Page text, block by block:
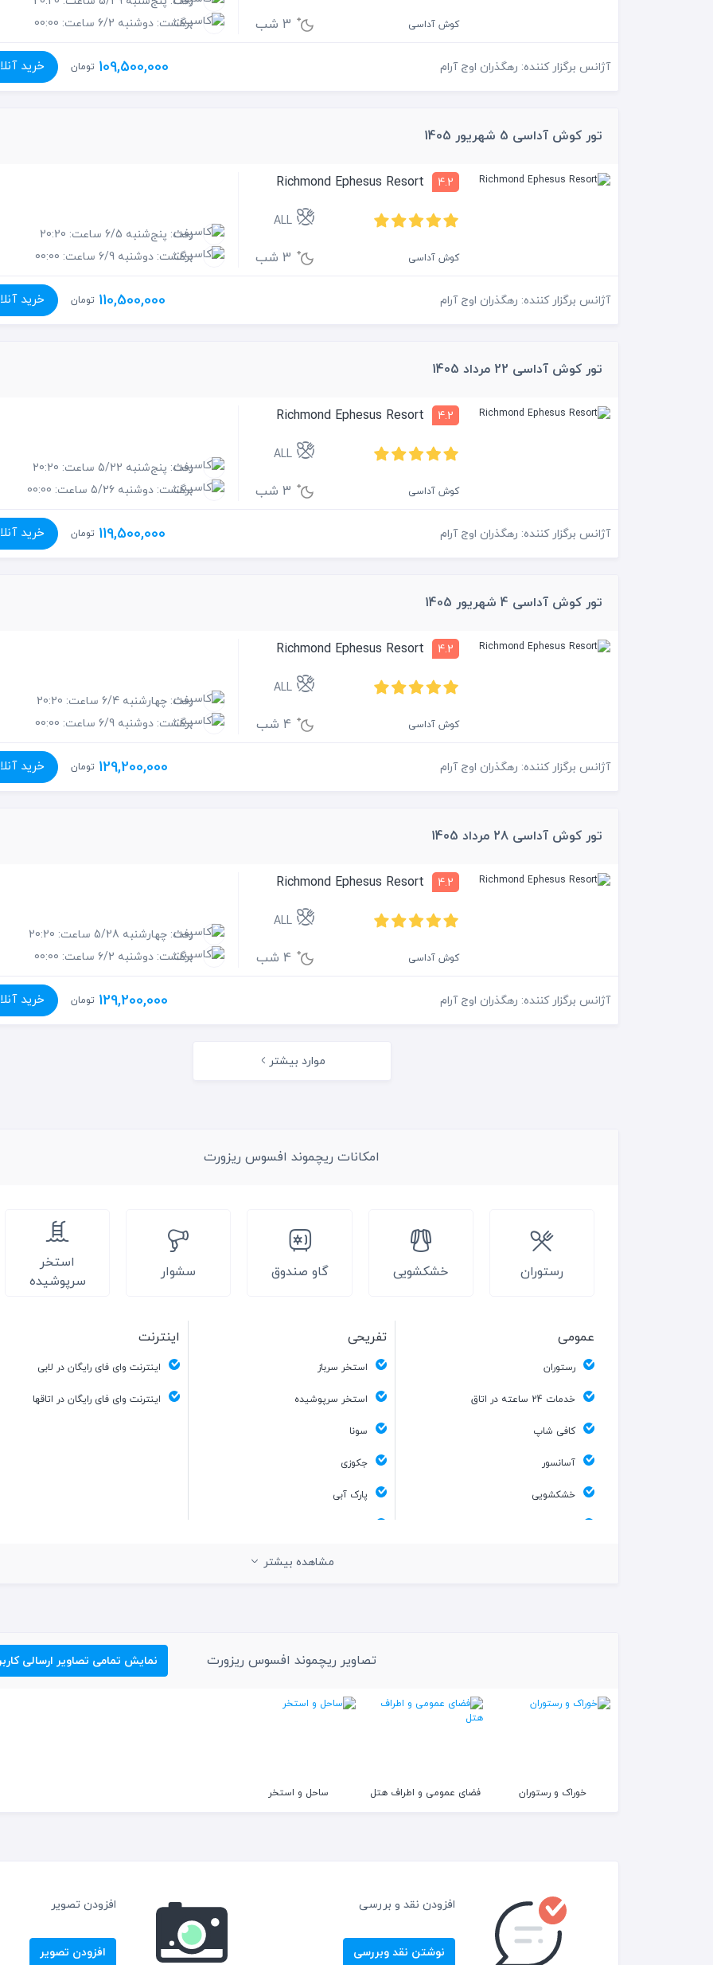
کوش آداسی 3 شب
برگشت: دوشنبه 6/2 ساعت: 00:00
آژانس برگزار کننده: رهگذران اوج آرام 109,500,000 تومان خرید
تور کوش آداسی 5 شهریور 1405
4.2
ALL
کوش آداسی 3 شب
رفت: پنج‌شنبه 6/5 ساعت: 20:20
برگشت: دوشنبه 6/9 ساعت: 00:00
آژانس برگزار کننده: رهگذران اوج آرام 110,500,000 تومان خرید
تور کوش آداسی 22 مرداد 1405
4.2
ALL
کوش آداسی 3 شب
رفت: پنج‌شنبه 5/22 ساعت: 20:20
برگشت: دوشنبه 5/26 ساعت: 00:00
آژانس برگزار کننده: رهگذران اوج آرام 119,500,000 تومان خرید
تور کوش آداسی 4 شهریور 1405
4.2
ALL
کوش آداسی 4 شب
رفت: چهارشنبه 6/4 ساعت: 20:20
برگشت: دوشنبه 6/9 ساعت: 00:00
آژانس برگزار کننده: رهگذران اوج آرام 129,200,000 تومان خرید
تور کوش آداسی 28 مرداد 1405
4.2
ALL
کوش آداسی 4 شب
رفت: چهارشنبه 5/28 ساعت: 20:20
برگشت: دوشنبه 6/2 ساعت: 00:00
آژانس برگزار کننده: رهگذران اوج آرام 129,200,000 تومان خرید
موارد بیشتر
امکانات ریچموند افسوس ریزورت
رستوران خشکشویی گاو صندوق سشوار
استخر
سرپوشیده
عمومی
رستوران
خدمات 24 ساعته در اتاق
کافی شاپ
آسانسور
خشکشویی
تفریحی
استخر سرباز
استخر سرپوشیده
سونا
جکوزی
پارک آبی
استخر ویژه کودکان
تنیس
اینترنت
اینترنت وای فای رایگان در لابی
اینترنت وای فای رایگان در اتاقها
مشاهده بیشتر
تصاویر ریچموند افسوس ریزورت نمایش تمامی تصاویر ارسالی
خوراک و رستوران فضای عمومی و اطراف هتل ساحل و استخر
افزودن نقد و بررسی
نوشتن نقد وبررسی
افزودن تصویر
افزودن تصویر